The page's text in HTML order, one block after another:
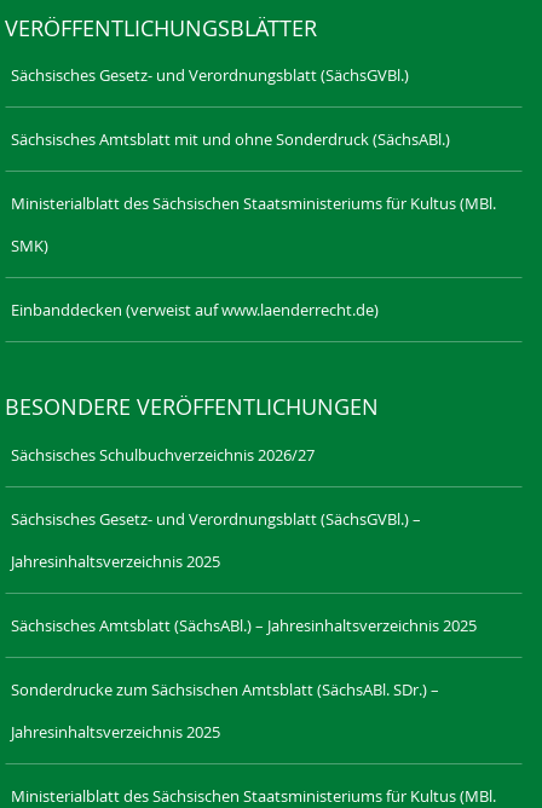
VERÖFFENTLICHUNGSBLÄTTER
Sächsisches Gesetz- und Verordnungsblatt (SächsGVBl.)
Sächsisches Amtsblatt mit und ohne Sonderdruck (SächsABl.)
Ministerialblatt des Sächsischen Staatsministeriums für Kultus (MBl.
SMK)
Einbanddecken (verweist auf www.laenderrecht.de)
BESONDERE VERÖFFENTLICHUNGEN
Sächsisches Schulbuchverzeichnis 2026/27
Sächsisches Gesetz- und Verordnungsblatt (SächsGVBl.) –
Jahresinhaltsverzeichnis 2025
Sächsisches Amtsblatt (SächsABl.) – Jahresinhaltsverzeichnis 2025
Sonderdrucke zum Sächsischen Amtsblatt (SächsABl. SDr.) –
Jahresinhaltsverzeichnis 2025
Ministerialblatt des Sächsischen Staatsministeriums für Kultus (MBl.